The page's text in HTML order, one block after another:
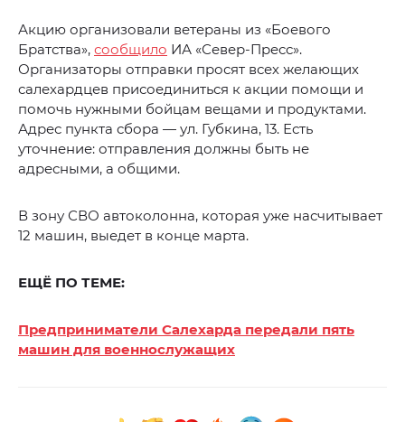
Акцию организовали ветераны из «Боевого
Братства», сообщило ИА «Север-Пресс».
Организаторы отправки просят всех желающих
салехардцев присоединиться к акции помощи и
помочь нужными бойцам вещами и продуктами.
Адрес пункта сбора — ул. Губкина, 13. Есть
уточнение: отправления должны быть не
адресными, а общими.
В зону СВО автоколонна, которая уже насчитывает
12 машин, выедет в конце марта.
ЕЩЁ ПО ТЕМЕ:
Предприниматели Салехарда передали пять
машин для военнослужащих